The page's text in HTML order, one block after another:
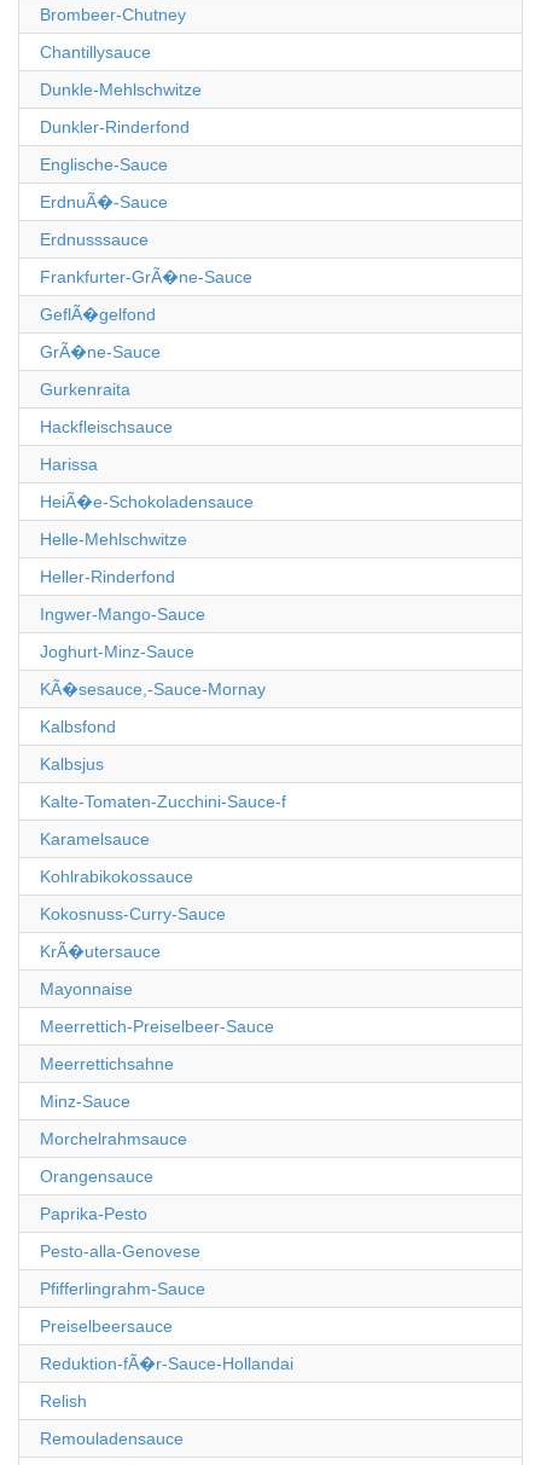
Brombeer-Chutney
Chantillysauce
Dunkle-Mehlschwitze
Dunkler-Rinderfond
Englische-Sauce
ErdnuÃ�-Sauce
Erdnusssauce
Frankfurter-GrÃ�ne-Sauce
GeflÃ�gelfond
GrÃ�ne-Sauce
Gurkenraita
Hackfleischsauce
Harissa
HeiÃ�e-Schokoladensauce
Helle-Mehlschwitze
Heller-Rinderfond
Ingwer-Mango-Sauce
Joghurt-Minz-Sauce
KÃ�sesauce,-Sauce-Mornay
Kalbsfond
Kalbsjus
Kalte-Tomaten-Zucchini-Sauce-f
Karamelsauce
Kohlrabikokossauce
Kokosnuss-Curry-Sauce
KrÃ�utersauce
Mayonnaise
Meerrettich-Preiselbeer-Sauce
Meerrettichsahne
Minz-Sauce
Morchelrahmsauce
Orangensauce
Paprika-Pesto
Pesto-alla-Genovese
Pfifferlingrahm-Sauce
Preiselbeersauce
Reduktion-fÃ�r-Sauce-Hollandai
Relish
Remouladensauce